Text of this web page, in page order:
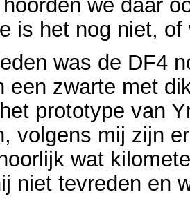
we daar
is het nog niet, of
was de DF4
een zwarte met
prototype van
volgens mij zijn
wat
niet tevreden en